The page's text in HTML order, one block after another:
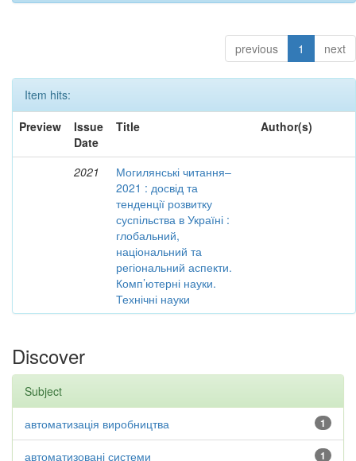
previous 1 next
Item hits:
Preview
Issue
Date
Title Author(s)
2021
Могилянські читання–
2021 : досвід та
тенденції розвитку
суспільства в Україні :
глобальний,
національний та
регіональний аспекти.
Комп’ютерні науки.
Технічні науки
Discover
Subject
1
автоматизація виробництва
1
автоматизовані системи